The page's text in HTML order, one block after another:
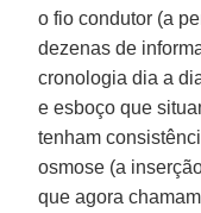
o fio condutor (a
dezenas de
cronologia dia a
e esboço que
tenham
osmose (a
que agora